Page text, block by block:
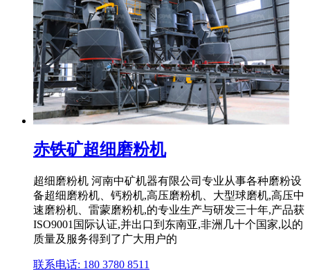
赤铁矿超细磨粉机
超细磨粉机 河南中矿机器有限公司专业从事各种磨粉设
备超细磨粉机、钙粉机,高压磨粉机、大型球磨机,高压中
速磨粉机、雷蒙磨粉机,的专业生产与研发三十年,产品获
ISO9001国际认证,并出口到东南亚,非洲几十个国家,以的
质量及服务得到了广大用户的
联系电话: 180 3780 8511